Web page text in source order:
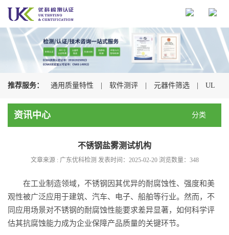
推荐服务： 通用质量特性 | 软件测评 | 元器件筛选 | UL
认证 | CSA认证
资讯中心 分类
不锈钢盐雾测试机构
文章来源 : 广东优科检测 发表时间：2025-02-20 浏览数量： 348
在工业制造领域，不锈钢因其优异的耐腐蚀性、强度和美
观性被广泛应用于建筑、汽车、电子、船舶等行业。然而，不
同应用场景对不锈钢的耐腐蚀性能要求差异显著，如何科学评
估其抗腐蚀能力成为企业保障产品质量的关键环节。